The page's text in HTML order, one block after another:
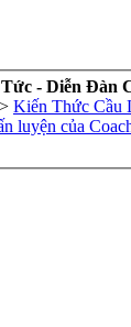
- Diễn Đàn
> Kiến Thức Cầu
luyện của